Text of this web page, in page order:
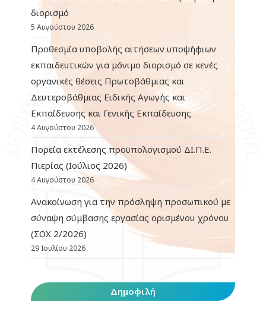
διορισμό
5 Αυγούστου 2026
Προθεσμία υποβολής αιτήσεων υποψήφιων
εκπαιδευτικών για μόνιμο διορισμό σε κενές
οργανικές θέσεις Πρωτοβάθμιας και
Δευτεροβάθμιας Ειδικής Αγωγής και
Εκπαίδευσης και Γενικής Εκπαίδευσης
4 Αυγούστου 2026
Πορεία εκτέλεσης προϋπολογισμού ΔΙ.Π.Ε.
Πιερίας (Ιούλιος 2026)
4 Αυγούστου 2026
Ανακοίνωση για την πρόσληψη προσωπικού με
σύναψη σύμβασης εργασίας ορισμένου χρόνου
(ΣΟΧ 2/2026)
29 Ιουλίου 2026
Δημοφιλή